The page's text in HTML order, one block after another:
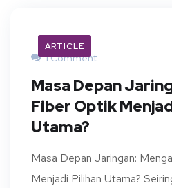
ARTICLE
1 Comment
Masa Depan
Fiber Optik
Utama?
Masa Depan Jaringan:
Menjadi Pilihan Utama?